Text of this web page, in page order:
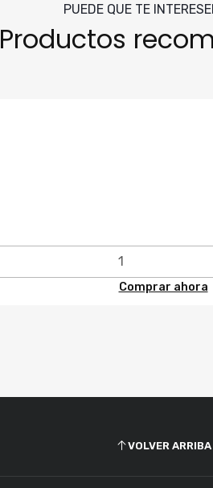
PUEDE QUE TE
Productos
Comprar ahora
VOLVER ARRIBA